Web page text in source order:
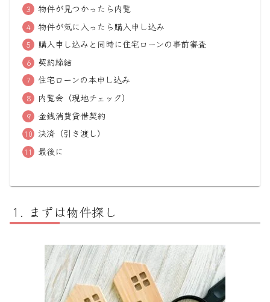
物件が見つかったら内覧
物件が気に入ったら購入申し込み
購入申し込みと同時に住宅ローンの事前審査
契約締結
住宅ローンの本申し込み
内覧会（現地チェック）
金銭消費貸借契約
決済（引き渡し）
最後に
まずは物件探し